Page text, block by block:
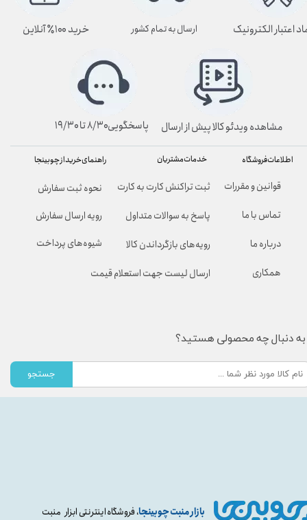
بازار منبت چوبینجا، فروشگاه اینترنتی ابزار منبت
راهنمای خرید از چوبینجا
نحوه ثبت سفارش
رویه ارسال سفارش
شیوه‌های پرداخت
خدمات مشتریان
ثبت تراکنش کارت به کارت
پاسخ به سوالات متداول
رویه‌های بازگرداندن کالا
ارسال لیست جهت استعلام قیمت
اطلاعات فروشگاه
قوانین و مقررات
تماس با ما
درباره ما
همکاری
به دنبال چه محصولی هستید؟
جستجو
ارسال به تمام کشور
پاسخگویی۸/۳۰ تا ۱۹/۳۰
اعتبار الکترونیک خرید ۱۰۰٪ آنلاین
مشاهده ویدئو کالا پیش از ارسال